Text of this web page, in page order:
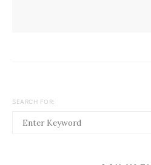
SEARCH FOR: